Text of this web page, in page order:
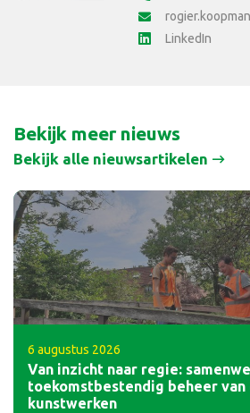
LinkedIn
Bekijk meer nieuws
Bekijk alle nieuwsartikelen
6 augustus 2026
Van inzicht naar regie:
toekomstbestendig beheer van
kunstwerken